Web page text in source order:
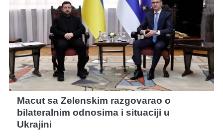
Macut sa Zelenskim razgovarao o
bilateralnim odnosima i situaciji u
Ukrajini